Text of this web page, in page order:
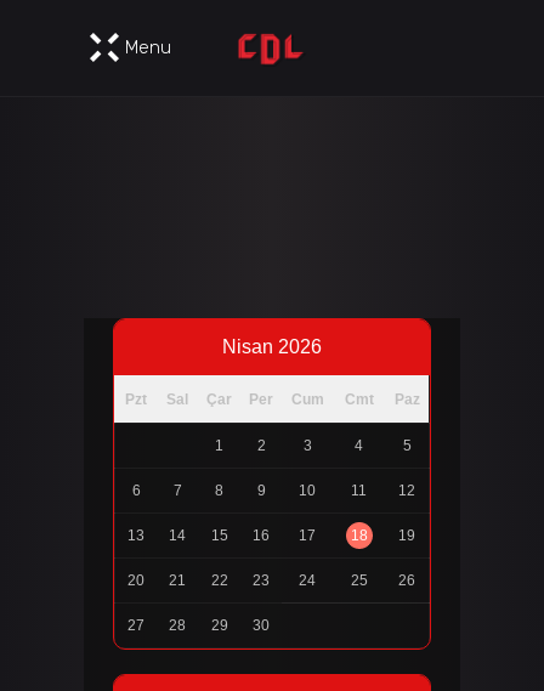
Menu
Nisan 2026
Pzt Sal Çar Per Cum Cmt Paz
1 2 3 4 5
6 7 8 9 10 11 12
13 14 15 16 17 18 19
20 21 22 23 24 25 26
27 28 29 30